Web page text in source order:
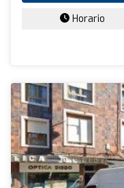
Horario